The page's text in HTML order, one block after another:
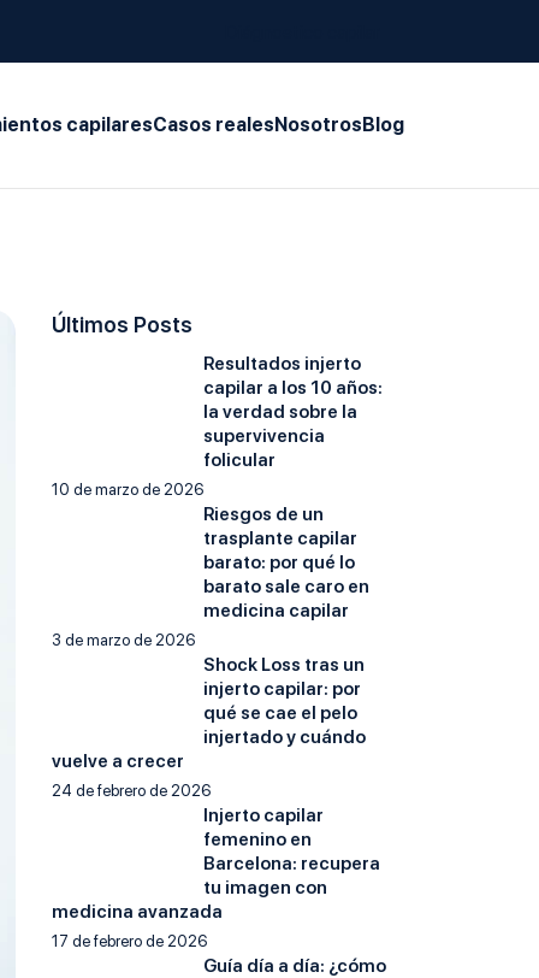
capilaresCasos realesNosotrosBlog
Últimos Posts
Resultados injerto
capilar a los 10 años:
la verdad sobre la
supervivencia
folicular
10 de marzo de 2026
Riesgos de un
trasplante capilar
barato: por qué lo
barato sale caro en
medicina capilar
3 de marzo de 2026
Shock Loss tras un
injerto capilar: por
qué se cae el pelo
injertado y cuándo
vuelve a crecer
24 de febrero de 2026
Injerto capilar
femenino en
Barcelona: recupera
tu imagen con
medicina avanzada
17 de febrero de 2026
Guía día a día: ¿cómo